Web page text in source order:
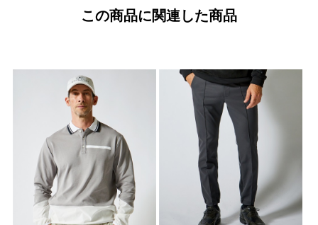
この商品に関連した商品